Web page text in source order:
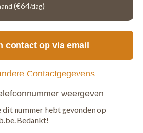
(€64/dag)
contact op via email
Contactgegevens
dit nummer hebt gevonden op
Bedankt!